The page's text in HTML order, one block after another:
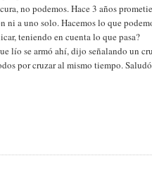
no podemos. Hace 3 años
ni a uno solo. Hacemos lo que
teniendo en cuenta lo que pasa?
lío se armó ahí, dijo señalando un
por cruzar al mismo tiempo. Saludó